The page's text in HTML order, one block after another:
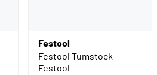
Festool
Festool Tumstock
Festool